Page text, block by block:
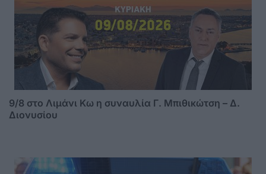
9/8 στο Λιμάνι Κω η συναυλία Γ. Μπιθικώτση – Δ.
Διονυσίου